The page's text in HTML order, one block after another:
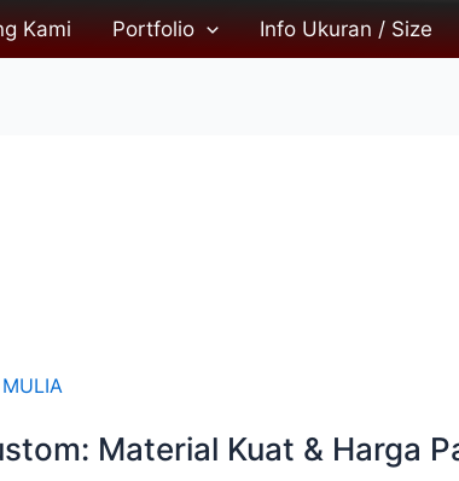
Kami Portfolio Info Ukuran / Size
Material Kuat & Harga